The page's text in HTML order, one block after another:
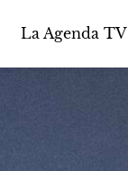
La Agenda TV